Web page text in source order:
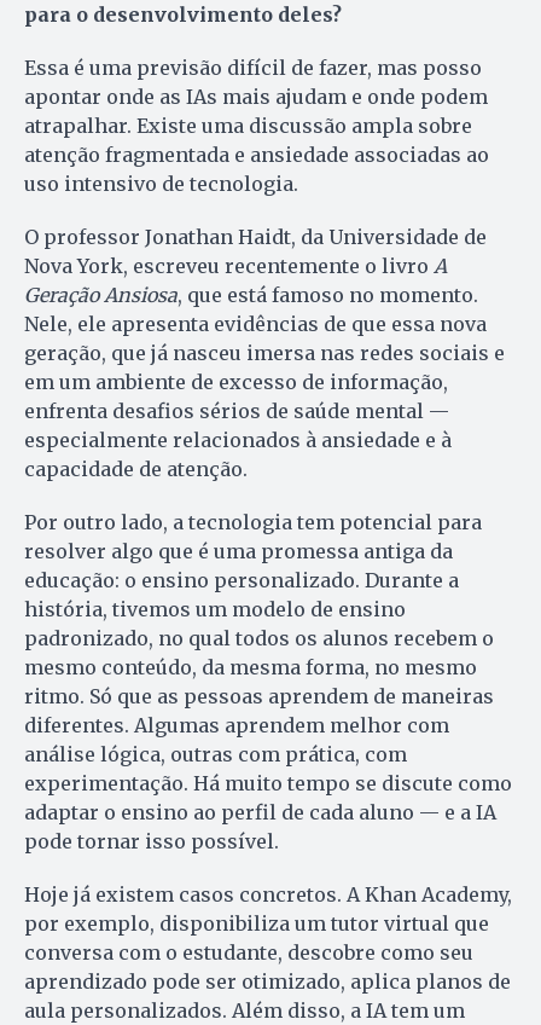
para o desenvolvimento deles?
Essa é uma previsão difícil de fazer, mas posso
apontar onde as IAs mais ajudam e onde podem
atrapalhar. Existe uma discussão ampla sobre
atenção fragmentada e ansiedade associadas ao
uso intensivo de tecnologia.
O professor Jonathan Haidt, da Universidade de
Nova York, escreveu recentemente o livro A
Geração Ansiosa, que está famoso no momento.
Nele, ele apresenta evidências de que essa nova
geração, que já nasceu imersa nas redes sociais e
em um ambiente de excesso de informação,
enfrenta desafios sérios de saúde mental —
especialmente relacionados à ansiedade e à
capacidade de atenção.
Por outro lado, a tecnologia tem potencial para
resolver algo que é uma promessa antiga da
educação: o ensino personalizado. Durante a
história, tivemos um modelo de ensino
padronizado, no qual todos os alunos recebem o
mesmo conteúdo, da mesma forma, no mesmo
ritmo. Só que as pessoas aprendem de maneiras
diferentes. Algumas aprendem melhor com
análise lógica, outras com prática, com
experimentação. Há muito tempo se discute como
adaptar o ensino ao perfil de cada aluno — e a IA
pode tornar isso possível.
Hoje já existem casos concretos. A Khan Academy,
por exemplo, disponibiliza um tutor virtual que
conversa com o estudante, descobre como seu
aprendizado pode ser otimizado, aplica planos de
aula personalizados. Além disso, a IA tem um